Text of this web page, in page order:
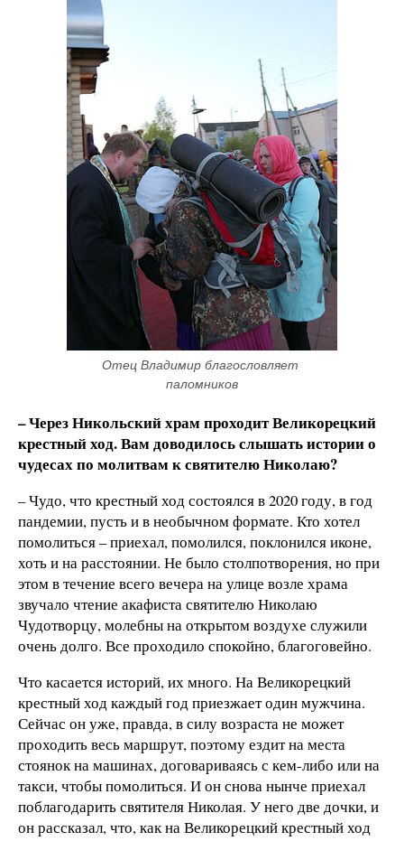
Отец Владимир благословляет
паломников
– Через Никольский храм проходит Великорецкий
крестный ход. Вам доводилось слышать истории о
чудесах по молитвам к святителю Николаю?
– Чудо, что крестный ход состоялся в 2020 году, в год
пандемии, пусть и в необычном формате. Кто хотел
помолиться – приехал, помолился, поклонился иконе,
хоть и на расстоянии. Не было столпотворения, но при
этом в течение всего вечера на улице возле храма
звучало чтение акафиста святителю Николаю
Чудотворцу, молебны на открытом воздухе служили
очень долго. Все проходило спокойно, благоговейно.
Что касается историй, их много. На Великорецкий
крестный ход каждый год приезжает один мужчина.
Сейчас он уже, правда, в силу возраста не может
проходить весь маршрут, поэтому ездит на места
стоянок на машинах, договариваясь с кем-либо или на
такси, чтобы помолиться. И он снова нынче приехал
поблагодарить святителя Николая. У него две дочки, и
он рассказал, что, как на Великорецкий крестный ход